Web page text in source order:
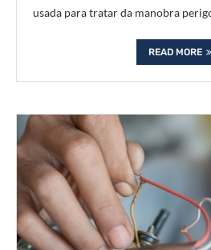
usada para tratar da manobra
READ MORE